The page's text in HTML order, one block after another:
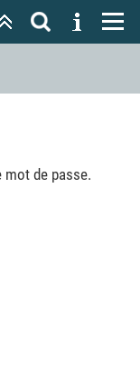
de passe.